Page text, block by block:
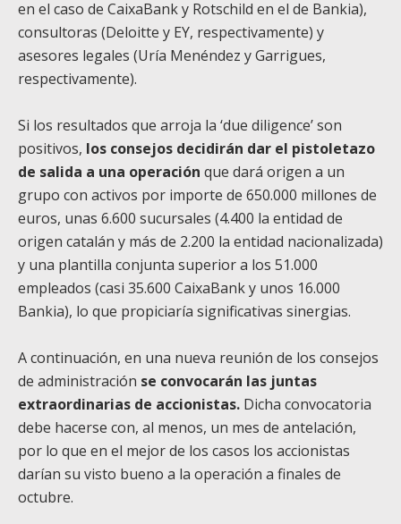
en el caso de CaixaBank y Rotschild en el de Bankia),
consultoras (Deloitte y EY, respectivamente) y
asesores legales (Uría Menéndez y Garrigues,
respectivamente).
Si los resultados que arroja la ‘due diligence’ son
positivos, los consejos decidirán dar el pistoletazo
de salida a una operación que dará origen a un
grupo con activos por importe de 650.000 millones de
euros, unas 6.600 sucursales (4.400 la entidad de
origen catalán y más de 2.200 la entidad nacionalizada)
y una plantilla conjunta superior a los 51.000
empleados (casi 35.600 CaixaBank y unos 16.000
Bankia), lo que propiciaría significativas sinergias.
A continuación, en una nueva reunión de los consejos
de administración se convocarán las juntas
extraordinarias de accionistas. Dicha convocatoria
debe hacerse con, al menos, un mes de antelación,
por lo que en el mejor de los casos los accionistas
darían su visto bueno a la operación a finales de
octubre.